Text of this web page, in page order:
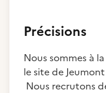
Précisions
Nous sommes à
le site de
Nous recrutons